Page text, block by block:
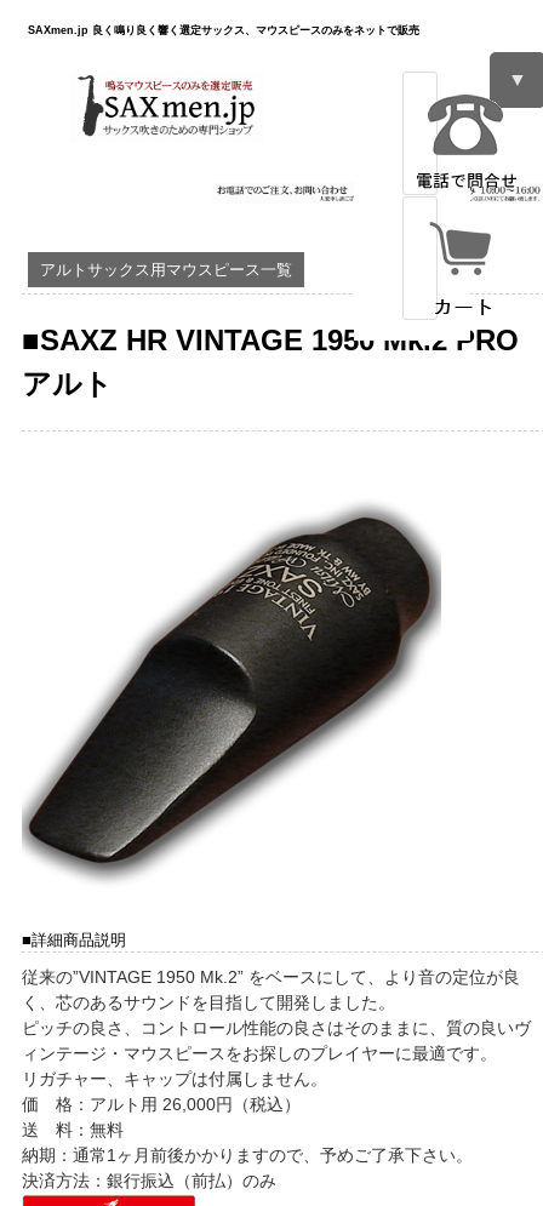
SAXmen.jp 良く鳴り良く響く選定サックス、マウスピースのみをネットで販売
▼
アルトサックス用マウスピース一覧
■SAXZ HR VINTAGE 1950 Mk.2 PRO
アルト
■詳細商品説明
従来の”VINTAGE 1950 Mk.2” をベースにして、より音の定位が良
く、芯のあるサウンドを目指して開発しました。
ピッチの良さ、コントロール性能の良さはそのままに、質の良いヴ
ィンテージ・マウスピースをお探しのプレイヤーに最適です。
リガチャー、キャップは付属しません。
価 格：アルト用 26,000円（税込）
送 料：無料
納期：通常1ヶ月前後かかりますので、予めご了承下さい。
決済方法：銀行振込（前払）のみ